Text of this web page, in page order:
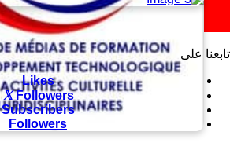
تابعنا على
Likes
Followers
Subscribers
Followers